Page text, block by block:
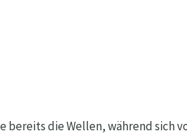
die Wellen, während sich